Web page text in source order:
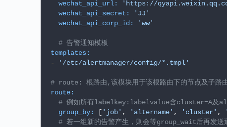
wechat_api_url:
'https://
wechat_api_secret:
'JJ'
wechat_api_corp_id:
'ww'
# 告警通知模板
templates:
-
'/etc/alertmanager/config/*.tmpl'
# route: 根路由,该模块用于该根路由下的节点及子路
route:
# 例如所有labelkey:labelvalue含cluster=A及
group_by:
[ 'job' , 'altername' , 'cluster' ,
# 若一组新的告警产生，则会等group_wait后再发送